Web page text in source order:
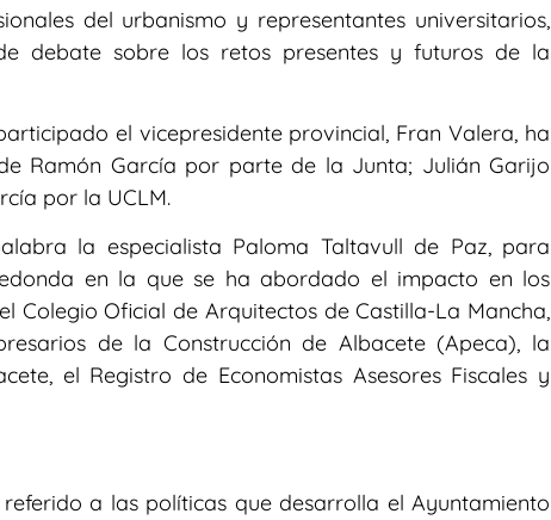
del urbanismo y representantes universitarios,
debate sobre los retos presentes y futuros de la
el vicepresidente provincial, Fran Valera, ha
Ramón García por parte de la Junta; Julián Garijo
por la UCLM.
la especialista Paloma Taltavull de Paz, para
en la que se ha abordado el impacto en los
Colegio Oficial de Arquitectos de Castilla-La Mancha,
de la Construcción de Albacete (Apeca), la
el Registro de Economistas Asesores Fiscales y
a las políticas que desarrolla el Ayuntamiento